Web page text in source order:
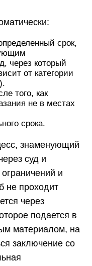
срок,
через который
от категории
того, как
не в местах
срока.
знаменующий
суд и
и
не проходит
через
подается в
материалом, на
заключение со